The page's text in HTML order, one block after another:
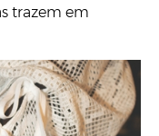
trazem em